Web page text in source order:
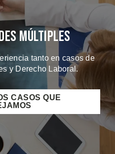
Múltiples
tanto en casos de
y Derecho Laboral.
CASOS QUE